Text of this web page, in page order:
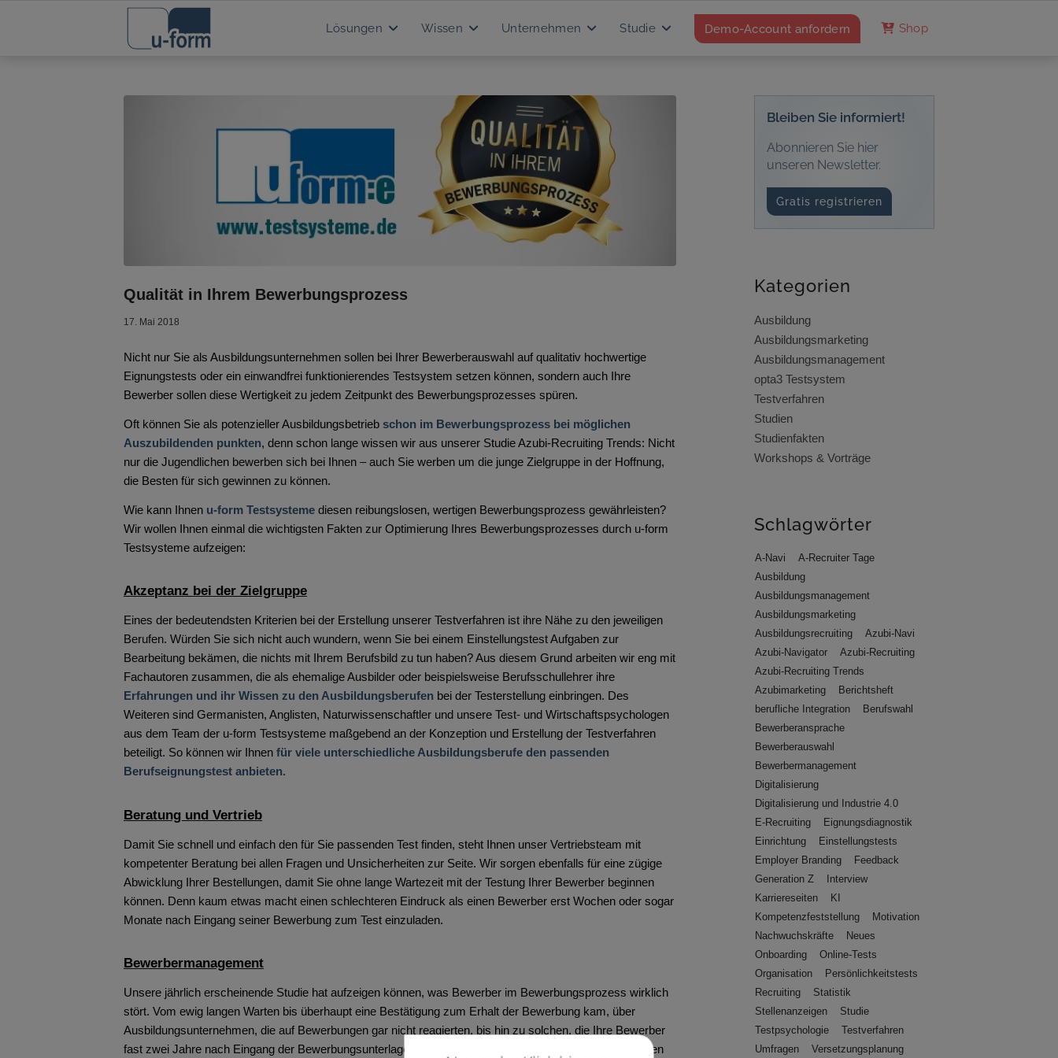
Lösungen Wissen Unternehmen Studie Demo-Account anfordern Shop
Qualität in Ihrem Bewerbungsprozess
17. Mai 2018
Nicht nur Sie als Ausbildungsunternehmen sollen bei Ihrer Bewerberauswahl auf qualitativ hochwertige
Eignungstests oder ein einwandfrei funktionierendes Testsystem setzen können, sondern auch Ihre
Bewerber sollen diese Wertigkeit zu jedem Zeitpunkt des Bewerbungsprozesses spüren.
Oft können Sie als potenzieller Ausbildungsbetrieb schon im Bewerbungsprozess bei möglichen
Auszubildenden punkten, denn schon lange wissen wir aus unserer Studie Azubi-Recruiting Trends: Nicht
nur die Jugendlichen bewerben sich bei Ihnen – auch Sie werben um die junge Zielgruppe in der Hoffnung,
die Besten für sich gewinnen zu können.
Wie kann Ihnen u-form Testsysteme diesen reibungslosen, wertigen Bewerbungsprozess gewährleisten?
Wir wollen Ihnen einmal die wichtigsten Fakten zur Optimierung Ihres Bewerbungsprozesses durch u-form
Testsysteme aufzeigen:
Akzeptanz bei der Zielgruppe
Eines der bedeutendsten Kriterien bei der Erstellung unserer Testverfahren ist ihre Nähe zu den jeweiligen
Berufen. Würden Sie sich nicht auch wundern, wenn Sie bei einem Einstellungstest Aufgaben zur
Bearbeitung bekämen, die nichts mit Ihrem Berufsbild zu tun haben? Aus diesem Grund arbeiten wir eng mit
Fachautoren zusammen, die als ehemalige Ausbilder oder beispielsweise Berufsschullehrer ihre
Erfahrungen und ihr Wissen zu den Ausbildungsberufen bei der Testerstellung einbringen. Des
Weiteren sind Germanisten, Anglisten, Naturwissenschaftler und unsere Test- und Wirtschaftspsychologen
aus dem Team der u-form Testsysteme maßgebend an der Konzeption und Erstellung der Testverfahren
beteiligt. So können wir Ihnen für viele unterschiedliche Ausbildungsberufe den passenden
Berufseignungstest anbieten.
Beratung und Vertrieb
Damit Sie schnell und einfach den für Sie passenden Test finden, steht Ihnen unser Vertriebsteam mit
kompetenter Beratung bei allen Fragen und Unsicherheiten zur Seite. Wir sorgen ebenfalls für eine zügige
Abwicklung Ihrer Bestellungen, damit Sie ohne lange Wartezeit mit der Testung Ihrer Bewerber beginnen
können. Denn kaum etwas macht einen schlechteren Eindruck als einen Bewerber erst Wochen oder sogar
Monate nach Eingang seiner Bewerbung zum Test einzuladen.
Bewerbermanagement
Unsere jährlich erscheinende Studie hat aufzeigen können, was Bewerber im Bewerbungsprozess wirklich
stört. Vom ewig langen Warten bis überhaupt eine Bestätigung zum Erhalt der Bewerbung kam, über
Ausbildungsunternehmen, die auf Bewerbungen gar nicht reagierten, bis hin zu solchen, die Ihre Bewerber
fast zwei Jahre nach Eingang der Bewerbungsunterlagen zum Vorstellungsgespräch einluden – wir haben
Bleiben Sie informiert!
Abonnieren Sie hier
unseren Newsletter.
Gratis registrieren
Kategorien
Ausbildung
Ausbildungsmarketing
Ausbildungsmanagement
opta3 Testsystem
Testverfahren
Studien
Studienfakten
Workshops & Vorträge
Schlagwörter
A-Navi
A-Recruiter Tage
Ausbildung
Ausbildungsmanagement
Ausbildungsmarketing
Ausbildungsrecruiting
Azubi-Navi
Azubi-Navigator
Azubi-Recruiting
Azubi-Recruiting Trends
Azubimarketing
Berichtsheft
berufliche Integration
Berufswahl
Bewerberansprache
Bewerberauswahl
Bewerbermanagement
Digitalisierung
Digitalisierung und Industrie 4.0
E-Recruiting
Eignungsdiagnostik
Einrichtung
Einstellungstests
Employer Branding
Feedback
Generation Z
Interview
Karriereseiten
KI
Kompetenzfeststellung
Motivation
Nachwuchskräfte
Neues
Onboarding
Online-Tests
Organisation
Persönlichkeitstests
Recruiting
Statistik
Stellenanzeigen
Studie
Testpsychologie
Testverfahren
Umfragen
Versetzungsplanung